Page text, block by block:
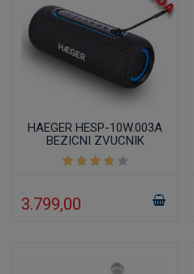
HAEGER HESP-10W.003A
BEZICNI ZVUCNIK
BLUETOOTH A2DP, USB,
TWS FUNKCIJA 10W
3.799,00